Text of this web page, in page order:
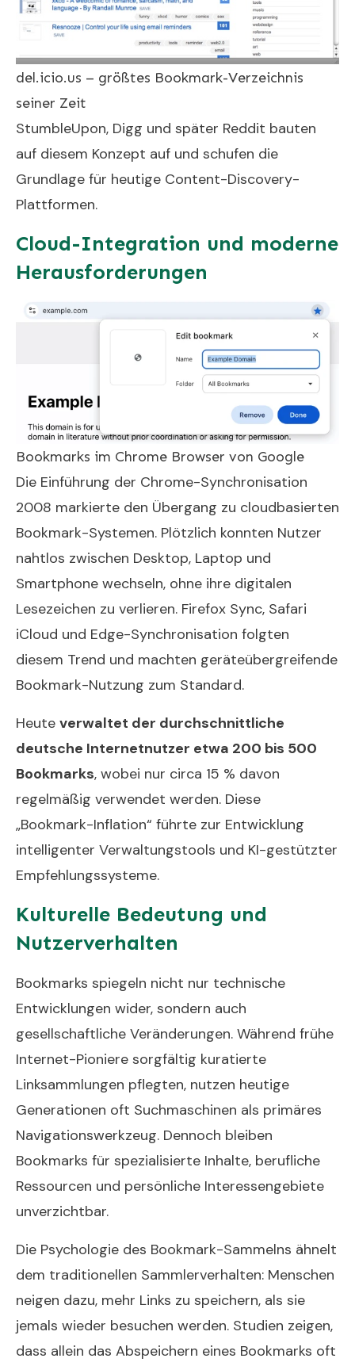
del.icio.us – größtes Bookmark-Verzeichnis
seiner Zeit
StumbleUpon, Digg und später Reddit bauten
auf diesem Konzept auf und schufen die
Grundlage für heutige Content-Discovery-
Plattformen.
Cloud-Integration und moderne
Herausforderungen
Bookmarks im Chrome Browser von Google
Die Einführung der Chrome-Synchronisation
2008 markierte den Übergang zu cloudbasierten
Bookmark-Systemen. Plötzlich konnten Nutzer
nahtlos zwischen Desktop, Laptop und
Smartphone wechseln, ohne ihre digitalen
Lesezeichen zu verlieren. Firefox Sync, Safari
iCloud und Edge-Synchronisation folgten
diesem Trend und machten geräteübergreifende
Bookmark-Nutzung zum Standard.
Heute verwaltet der durchschnittliche
deutsche Internetnutzer etwa 200 bis 500
Bookmarks, wobei nur circa 15 % davon
regelmäßig verwendet werden. Diese
„Bookmark-Inflation“ führte zur Entwicklung
intelligenter Verwaltungstools und KI-gestützter
Empfehlungssysteme.
Kulturelle Bedeutung und
Nutzerverhalten
Bookmarks spiegeln nicht nur technische
Entwicklungen wider, sondern auch
gesellschaftliche Veränderungen. Während frühe
Internet-Pioniere sorgfältig kuratierte
Linksammlungen pflegten, nutzen heutige
Generationen oft Suchmaschinen als primäres
Navigationswerkzeug. Dennoch bleiben
Bookmarks für spezialisierte Inhalte, berufliche
Ressourcen und persönliche Interessengebiete
unverzichtbar.
Die Psychologie des Bookmark-Sammelns ähnelt
dem traditionellen Sammlerverhalten: Menschen
neigen dazu, mehr Links zu speichern, als sie
jemals wieder besuchen werden. Studien zeigen,
dass allein das Abspeichern eines Bookmarks oft